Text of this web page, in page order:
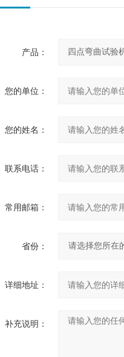
产品：
您的单位：
您的姓名：
联系电话：
常用邮箱：
省份：
详细地址：
补充说明：